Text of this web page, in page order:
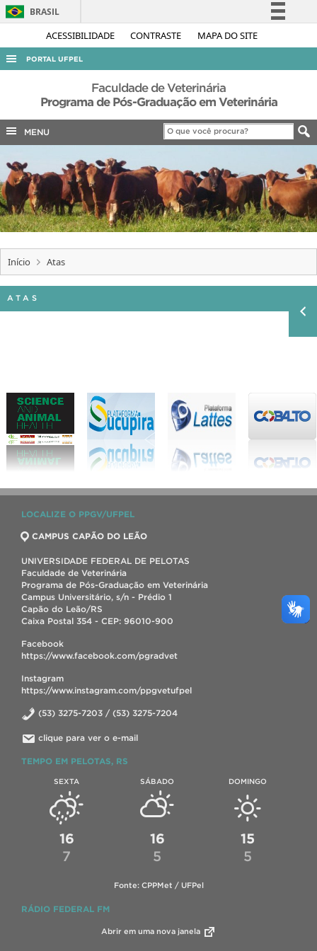
ACESSIBILIDADE CONTRASTE MAPA DO SITE
BRASIL
Simplifique!
Acesso à informação
Legislação
Canais
PORTAL UFPEL
ACESSO À INFORMAÇÃO
AUDITORIA
COBALTO
EDITAIS
INTERNACIONAL
OUVIDORIA
PORTARIAS
TELEFONES
Faculdade de Veterinária
Programa de Pós-Graduação em Veterinária
MENU
Início Atas
ATAS
LOCALIZE O PPGV/UFPEL
CAMPUS CAPÃO DO LEÃO
UNIVERSIDADE FEDERAL DE PELOTAS
Faculdade de Veterinária
Programa de Pós-Graduação em Veterinária
Campus Universitário, s/n - Prédio 1
Capão do Leão/RS
Caixa Postal 354 - CEP: 96010-900
Facebook
https://www.facebook.com/pgradvet
Instagram
https://www.instagram.com/ppgvetufpel
(53) 3275-7203 / (53) 3275-7204
clique para ver o e-mail
TEMPO EM PELOTAS, RS
SEXTA
16
7
SÁBADO
16
5
DOMINGO
15
5
Fonte: CPPMet / UFPel
RÁDIO FEDERAL FM
Abrir em uma nova janela